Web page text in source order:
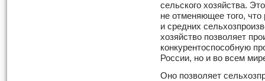
сельского хозяйства.
не отменяющее того,
и средних
хозяйство позволяет
конкурентоспособную
России, но и во всем
Оно позволяет